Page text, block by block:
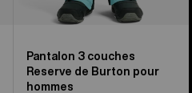
Pantalon 3 couches
Reserve de Burton pour
hommes